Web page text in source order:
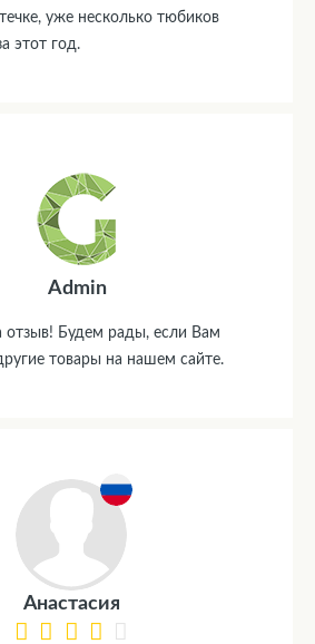
уже несколько тюбиков
этот год.
Admin
отзыв! Будем рады, если Вам
товары на нашем сайте.
Анастасия